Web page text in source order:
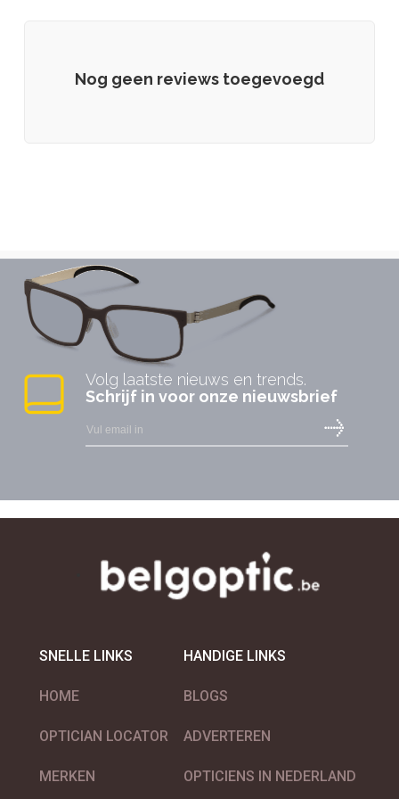
KINTO
LOUIS BELGIUM
Nog geen reviews toegevoegd
Volg laatste nieuws en trends.
Schrijf in voor onze nieuwsbrief
SNELLE LINKS
HOME
OPTICIAN LOCATOR
MERKEN
HANDIGE LINKS
BLOGS
ADVERTEREN
OPTICIENS IN NEDERLAND